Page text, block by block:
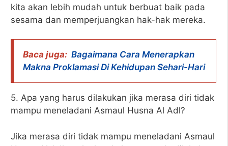
kita akan lebih mudah untuk berbuat baik pada
sesama dan memperjuangkan hak-hak mereka.
Baca juga: Bagaimana Cara Menerapkan
Makna Proklamasi Di Kehidupan Sehari-Hari
5. Apa yang harus dilakukan jika merasa diri tidak
mampu meneladani Asmaul Husna Al Adl?
Jika merasa diri tidak mampu meneladani Asmaul